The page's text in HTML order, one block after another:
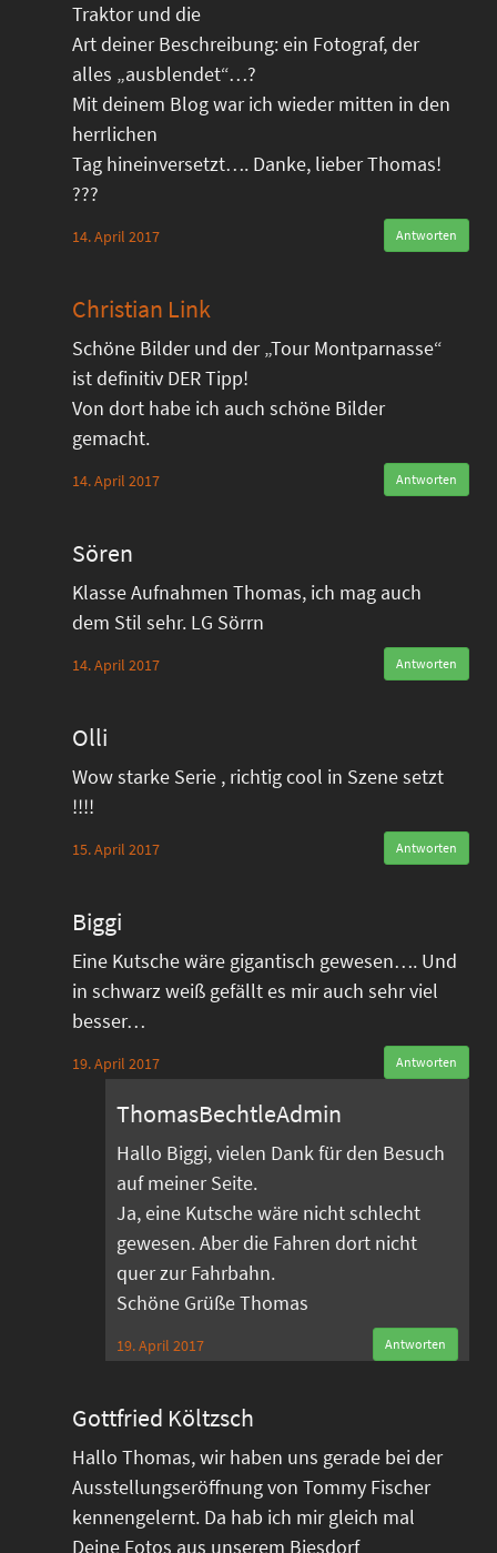
Traktor und die
Art deiner Beschreibung: ein Fotograf, der
alles „ausblendet“…?
Mit deinem Blog war ich wieder mitten in den
herrlichen
Tag hineinversetzt…. Danke, lieber Thomas!
???
14. April 2017 Antworten
Christian Link
Schöne Bilder und der „Tour Montparnasse“
ist definitiv DER Tipp!
Von dort habe ich auch schöne Bilder
gemacht.
14. April 2017 Antworten
Sören
Klasse Aufnahmen Thomas, ich mag auch
dem Stil sehr. LG Sörrn
14. April 2017 Antworten
Olli
Wow starke Serie , richtig cool in Szene setzt
!!!!
15. April 2017 Antworten
Biggi
Eine Kutsche wäre gigantisch gewesen…. Und
in schwarz weiß gefällt es mir auch sehr viel
besser…
19. April 2017 Antworten
ThomasBechtleAdmin
Hallo Biggi, vielen Dank für den Besuch
auf meiner Seite.
Ja, eine Kutsche wäre nicht schlecht
gewesen. Aber die Fahren dort nicht
quer zur Fahrbahn.
Schöne Grüße Thomas
19. April 2017 Antworten
Gottfried Költzsch
Hallo Thomas, wir haben uns gerade bei der
Ausstellungseröffnung von Tommy Fischer
kennengelernt. Da hab ich mir gleich mal
Deine Fotos aus unserem Biesdorf